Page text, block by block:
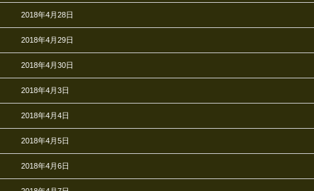
2018年4月28日
2018年4月29日
2018年4月30日
2018年4月3日
2018年4月4日
2018年4月5日
2018年4月6日